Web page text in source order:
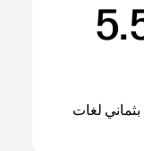
من 5.5